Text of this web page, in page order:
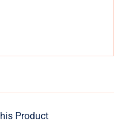
Product